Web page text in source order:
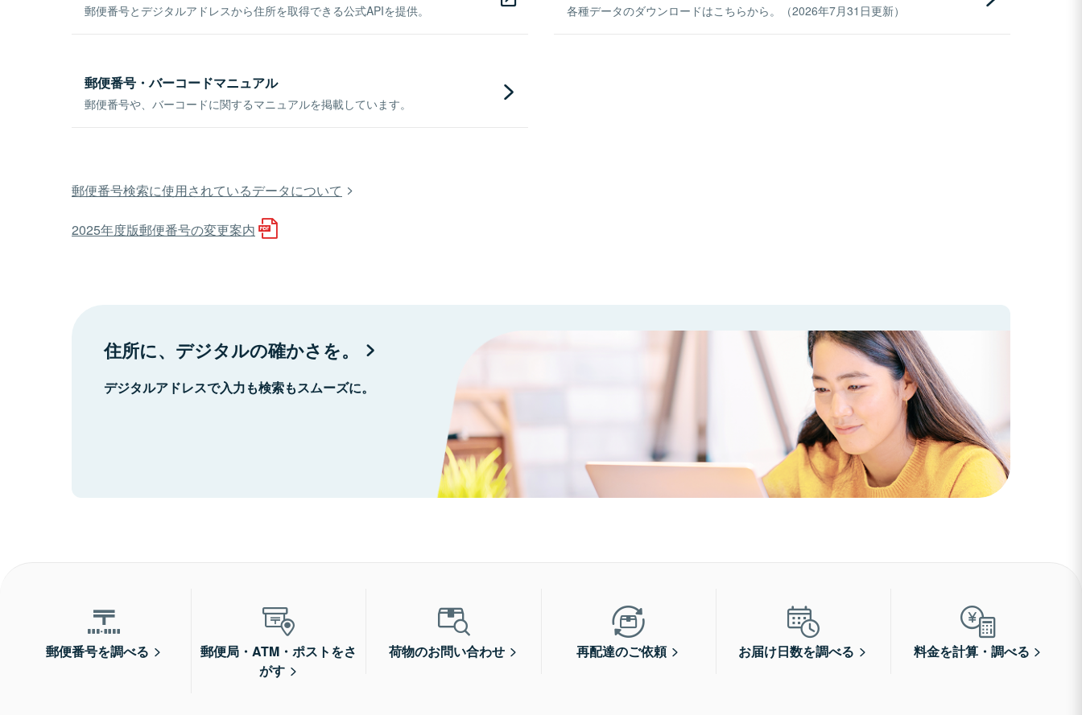
郵便番号とデジタルアドレスから住所を取得できる公式APIを提供。 各種データのダウンロードはこちらから。（2026年7月31日更新）
郵便番号・バーコードマニュアル
郵便番号や、バーコードに関するマニュアルを掲載しています。
郵便番号検索に使用されているデータについて
2025年度版郵便番号の変更案内
住所に、デジタルの確かさを。
デジタルアドレスで入力も検索もスムーズに。
郵便番号を調べる
郵便局・ATM・ポストをさ
がす
荷物のお問い合わせ 再配達のご依頼 お届け日数を調べる 料金を計算・調べる